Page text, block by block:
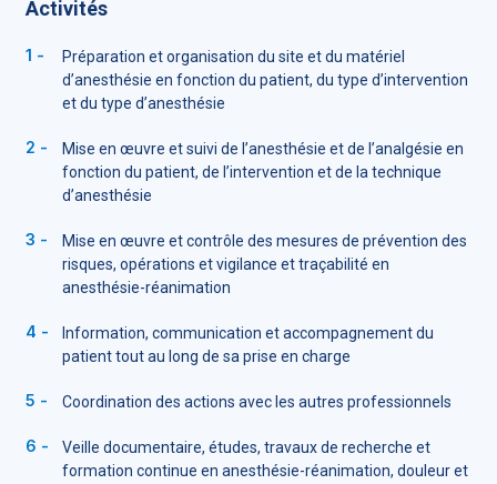
Activités
Préparation et organisation du site et du matériel
d’anesthésie en fonction du patient, du type d’intervention
et du type d’anesthésie
Mise en œuvre et suivi de l’anesthésie et de l’analgésie en
fonction du patient, de l’intervention et de la technique
d’anesthésie
Mise en œuvre et contrôle des mesures de prévention des
risques, opérations et vigilance et traçabilité en
anesthésie-réanimation
Information, communication et accompagnement du
patient tout au long de sa prise en charge
Coordination des actions avec les autres professionnels
Veille documentaire, études, travaux de recherche et
formation continue en anesthésie-réanimation, douleur et